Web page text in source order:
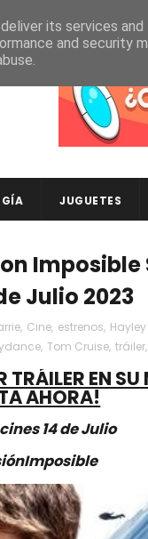
JUGUETES
Julio 2023
, Cine, estrenos,
, Tom Cruise, tráiler,
TRÁILER EN
AHORA!
14 de Julio
its services
and security